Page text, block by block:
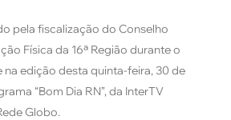
pela fiscalização do Conselho
Física da 16ª Região durante o
edição desta quinta-feira, 30 de
“Bom Dia RN”, da InterTV
Globo.